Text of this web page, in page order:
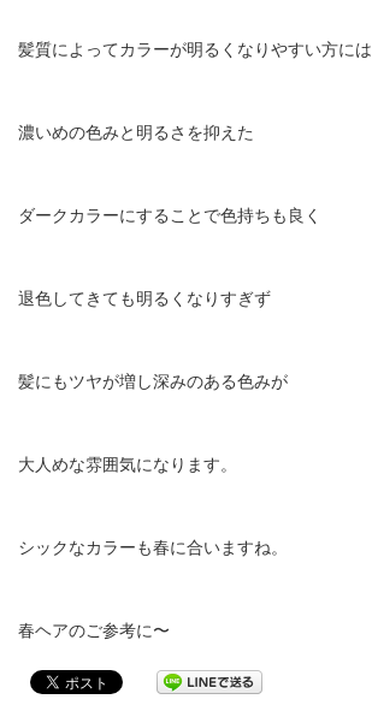
髪質によってカラーが明るくなりやすい方には
濃いめの色みと明るさを抑えた
ダークカラーにすることで色持ちも良く
退色してきても明るくなりすぎず
髪にもツヤが増し深みのある色みが
大人めな雰囲気になります。
シックなカラーも春に合いますね。
春ヘアのご参考に〜